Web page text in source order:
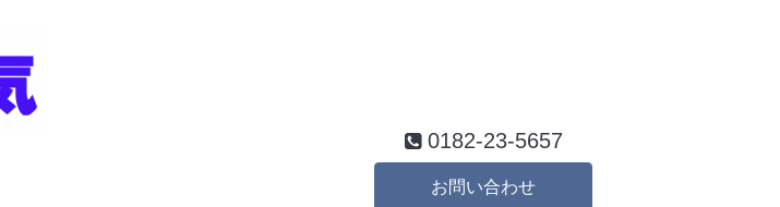
0182-23-5657
お問い合わせ